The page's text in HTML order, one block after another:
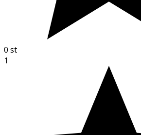
0 st
1